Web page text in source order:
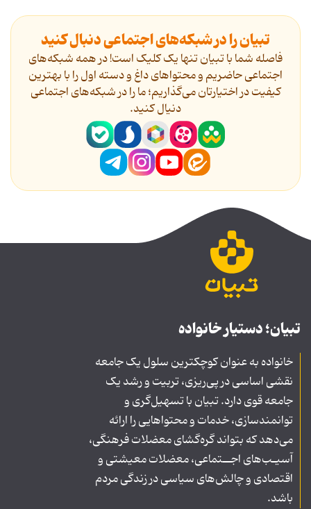
تبیان را در شبکه‌های اجتماعی دنبال کنید
فاصله شما با تبیان تنها یک کلیک است! در همه شبکه‌های
اجتماعی حاضریم و محتواهای داغ و دسته اول را با بهترین
کیفیت در اختیارتان می‌گذاریم؛ ما را در شبکه‌های اجتماعی
دنیال کنید.
تبیان؛ دستیار خانواده
خانواده به عنوان کوچکترین سلول یک جامعه
نقشی اساسی در پی‌ریزی، تربیت و رشد یک
جامعه قوی دارد. تبیان با تسهیل‌گری و
توانمندسازی، خدمات و محتواهایی را ارائه
می‌دهد که بتواند گره‌گشای معضلات فرهنگی،
آسیـب‌های اجــتماعی، معضلات معیشتی و
اقتصادی و چالش‌های سیاسی در زندگی مردم
باشد.